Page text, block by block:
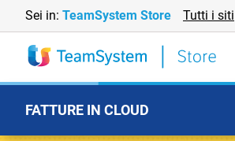
Sei in: TeamSystem Store Tutti i siti
FATTURE IN CLOUD